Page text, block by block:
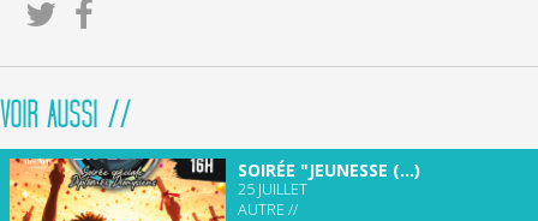
VOIR AUSSI //
SOIRÉE "JEUNESSE (...)
25 JUILLET
AUTRE //